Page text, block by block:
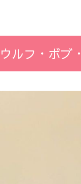
ルフ・ボ